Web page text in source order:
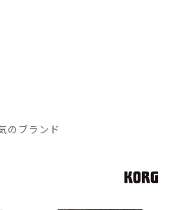
のブランド